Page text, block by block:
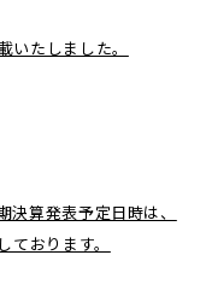
いたしました。
決算発表予定日時は、
ております。